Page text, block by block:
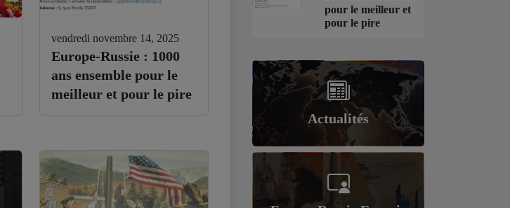
vendredi novembre 14, 2025
Europe-Russie : 1000
ans ensemble pour le
meilleur et pour le pire
pour le meilleur et
pour le pire
Actualités